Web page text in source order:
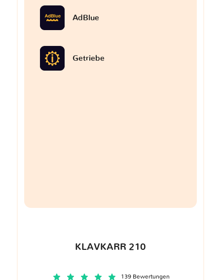
AdBlue
Getriebe
KLAVKARR 210
139 Bewertungen